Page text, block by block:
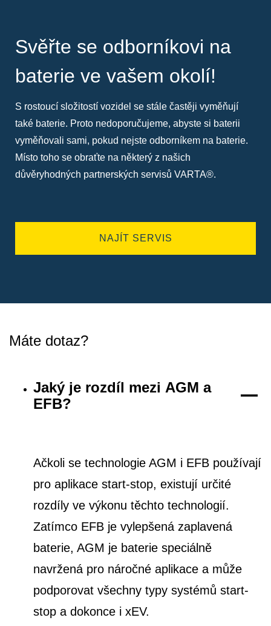
Svěřte se odborníkovi na
baterie ve vašem okolí!
S rostoucí složitostí vozidel se stále častěji vyměňují
také baterie. Proto nedoporučujeme, abyste si baterii
vyměňovali sami, pokud nejste odborníkem na baterie.
Místo toho se obraťte na některý z našich
důvěryhodných partnerských servisů VARTA®.
NAJÍT SERVIS
Máte dotaz?
Jaký je rozdíl mezi AGM a
EFB?
Ačkoli se technologie AGM i EFB používají
pro aplikace start-stop, existují určité
rozdíly ve výkonu těchto technologií.
Zatímco EFB je vylepšená zaplavená
baterie, AGM je baterie speciálně
navržená pro náročné aplikace a může
podporovat všechny typy systémů start-
stop a dokonce i xEV.